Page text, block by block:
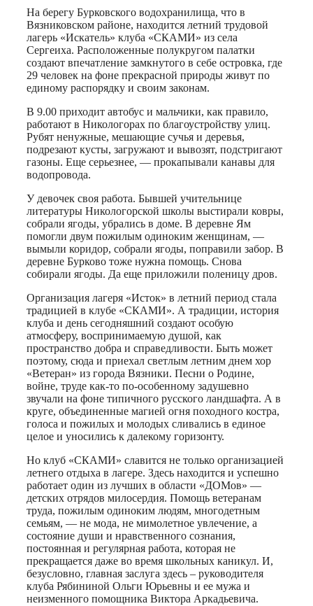
На берегу Бурковского водохранилища, что в
Вязниковском районе, находится летний трудовой
лагерь «Искатель» клуба «СКАМИ» из села
Сергеиха. Расположенные полукругом палатки
создают впечатление замкнутого в себе островка, где
29 человек на фоне прекрасной природы живут по
единому распорядку и своим законам.
В 9.00 приходит автобус и мальчики, как правило,
работают в Никологорах по благоустройству улиц.
Рубят ненужные, мешающие сучья и деревья,
подрезают кусты, загружают и вывозят, подстригают
газоны. Еще серьезнее, — прокапывали канавы для
водопровода.
У девочек своя работа. Бывшей учительнице
литературы Никологорской школы выстирали ковры,
собрали ягоды, убрались в доме. В деревне Ям
помогли двум пожилым одиноким женщинам, —
вымыли коридор, собрали ягоды, поправили забор. В
деревне Бурково тоже нужна помощь. Снова
собирали ягоды. Да еще приложили поленицу дров.
Организация лагеря «Исток» в летний период стала
традицией в клубе «СКАМИ». А традиции, история
клуба и день сегодняшний создают особую
атмосферу, воспринимаемую душой, как
пространство добра и справедливости. Быть может
поэтому, сюда и приехал светлым летним днем хор
«Ветеран» из города Вязники. Песни о Родине,
войне, труде как-то по-особенному задушевно
звучали на фоне типичного русского ландшафта. А в
круге, объединенные магией огня походного костра,
голоса и пожилых и молодых сливались в единое
целое и уносились к далекому горизонту.
Но клуб «СКАМИ» славится не только организацией
летнего отдыха в лагере. Здесь находится и успешно
работает один из лучших в области «ДОМов» —
детских отрядов милосердия. Помощь ветеранам
труда, пожилым одиноким людям, многодетным
семьям, — не мода, не мимолетное увлечение, а
состояние души и нравственного сознания,
постоянная и регулярная работа, которая не
прекращается даже во время школьных каникул. И,
безусловно, главная заслуга здесь – руководителя
клуба Рябининой Ольги Юрьевны и ее мужа и
неизменного помощника Виктора Аркадьевича.